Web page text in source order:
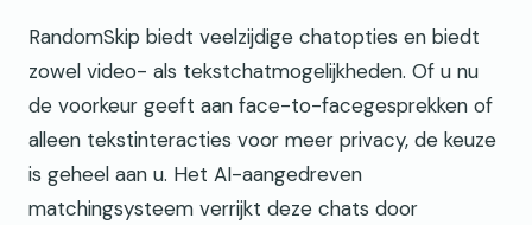
RandomSkip biedt veelzijdige chatopties en biedt
zowel video- als tekstchatmogelijkheden. Of u nu
de voorkeur geeft aan face-to-facegesprekken of
alleen tekstinteracties voor meer privacy, de keuze
is geheel aan u. Het AI-aangedreven
matchingsysteem verrijkt deze chats door